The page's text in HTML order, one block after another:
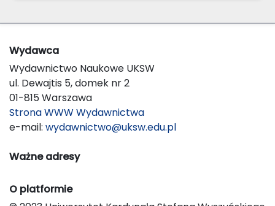
Wydawca
Wydawnictwo Naukowe UKSW
ul. Dewajtis 5, domek nr 2
01-815 Warszawa
Strona WWW Wydawnictwa
e-mail: wydawnictwo@uksw.edu.pl
Ważne adresy
O platformie